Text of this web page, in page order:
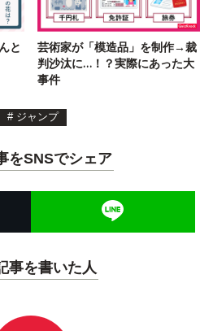
と
芸術家が「模造品」を制作→裁
判沙汰に…！？実際にあった大
事件
# ジャンプ
をSNSでシェア
事を書いた人